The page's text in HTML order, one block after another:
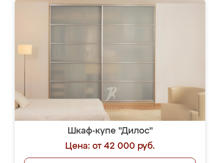
Шкаф-купе "Дилос"
Цена: от 42 000 руб.